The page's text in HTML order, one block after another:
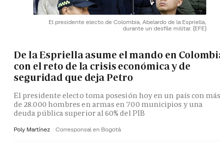
El presidente electo de Colombia, Abelardo de la Espriella,
durante un desfile militar. (EFE)
De la Espriella asume el mando en
con el reto de la crisis económica y de
seguridad que deja Petro
El presidente electo toma posesión hoy en un país con
de 28.000 hombres en armas en 700 municipios y una
deuda pública superior al 60% del PIB
Poly Martínez Corresponsal en Bogotá